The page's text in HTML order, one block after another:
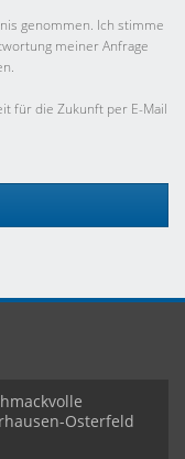
genommen. Ich stimme
meiner Anfrage
für die Zukunft per E-Mail
Osterfeld